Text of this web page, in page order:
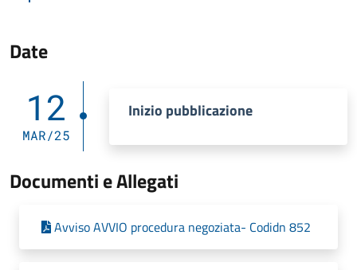
Date
12
MAR/25
Inizio pubblicazione
Documenti e Allegati
Avviso AVVIO procedura negoziata- Codidn 852